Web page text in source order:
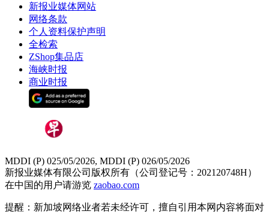
新报业媒体网站
网络条款
个人资料保护声明
全检索
ZShop集品店
海峡时报
商业时报
MDDI (P) 025/05/2026, MDDI (P) 026/05/2026
新报业媒体有限公司版权所有（公司登记号：202120748H）
在中国的用户请游览 zaobao.com
提醒：新加坡网络业者若未经许可，擅自引用本网内容将面对